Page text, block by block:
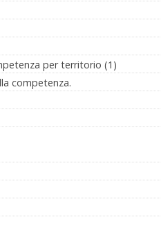
per territorio (1)
competenza.